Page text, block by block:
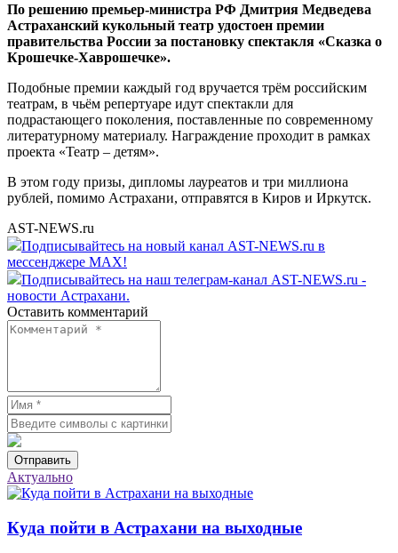
По решению премьер-министра РФ Дмитрия Медведева
Астраханский кукольный театр удостоен премии
правительства России за постановку спектакля «Сказка о
Крошечке-Хаврошечке».
Подобные премии каждый год вручается трём российским
театрам, в чьём репертуаре идут спектакли для
подрастающего поколения, поставленные по современному
литературному материалу. Награждение проходит в рамках
проекта «Театр – детям».
В этом году призы, дипломы лауреатов и три миллиона
рублей, помимо Астрахани, отправятся в Киров и Иркутск.
AST-NEWS.ru
Подписывайтесь на новый канал AST-NEWS.ru в
мессенджере MAX!
Подписывайтесь на наш телеграм-канал AST-NEWS.ru -
новости Астрахани.
Оставить комментарий
Отправить
Актуально
Куда пойти в Астрахани на выходные